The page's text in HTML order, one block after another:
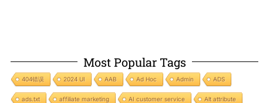
Most Popular Tags
404错误 2024 UI AAB Ad Hoc Admin ADS
ads.txt affiliate marketing AI customer service Alt attribute